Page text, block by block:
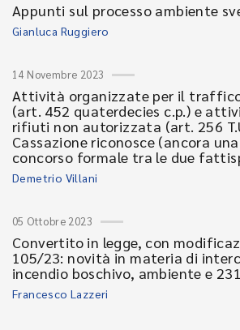
Appunti sul processo ambiente
Gianluca Ruggiero
14 Novembre 2023
Attività organizzate per il
(art. 452 quaterdecies c.p.) e
rifiuti non autorizzata (art. 256
Cassazione riconosce (ancora
concorso formale tra le due
Demetrio Villani
05 Ottobre 2023
Convertito in legge, con
105/23: novità in materia di
incendio boschivo, ambiente e 231
Francesco Lazzeri